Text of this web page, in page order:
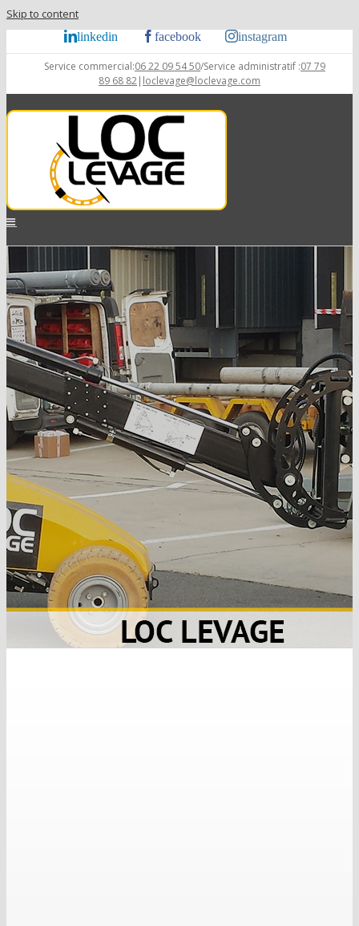
Skip to content
linkedin facebook instagram
Service commercial:06 22 09 54 50/Service administratif :07 79
89 68 82| loclevage@loclevage.com